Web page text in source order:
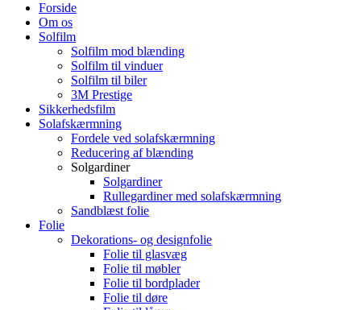
Forside
Om os
Solfilm
Solfilm mod blænding
Solfilm til vinduer
Solfilm til biler
3M Prestige
Sikkerhedsfilm
Solafskærmning
Fordele ved solafskærmning
Reducering af blænding
Solgardiner
Solgardiner
Rullegardiner med solafskærmning
Sandblæst folie
Folie
Dekorations- og designfolie
Folie til glasvæg
Folie til møbler
Folie til bordplader
Folie til døre